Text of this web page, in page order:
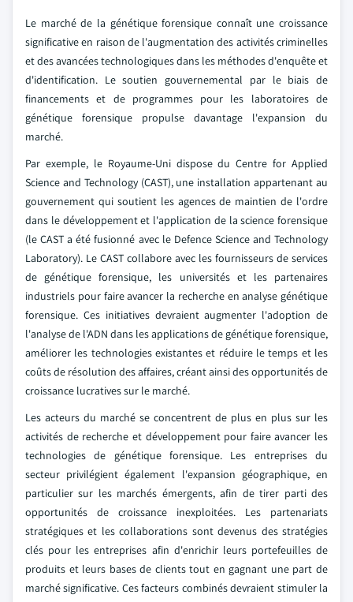
Le marché de la génétique forensique connaît une croissance
significative en raison de l'augmentation des activités criminelles
et des avancées technologiques dans les méthodes d'enquête et
d'identification. Le soutien gouvernemental par le biais de
financements et de programmes pour les laboratoires de
génétique forensique propulse davantage l'expansion du
marché.
Par exemple, le Royaume-Uni dispose du Centre for Applied
Science and Technology (CAST), une installation appartenant au
gouvernement qui soutient les agences de maintien de l'ordre
dans le développement et l'application de la science forensique
(le CAST a été fusionné avec le Defence Science and Technology
Laboratory). Le CAST collabore avec les fournisseurs de services
de génétique forensique, les universités et les partenaires
industriels pour faire avancer la recherche en analyse génétique
forensique. Ces initiatives devraient augmenter l'adoption de
l'analyse de l'ADN dans les applications de génétique forensique,
améliorer les technologies existantes et réduire le temps et les
coûts de résolution des affaires, créant ainsi des opportunités de
croissance lucratives sur le marché.
Les acteurs du marché se concentrent de plus en plus sur les
activités de recherche et développement pour faire avancer les
technologies de génétique forensique. Les entreprises du
secteur privilégient également l'expansion géographique, en
particulier sur les marchés émergents, afin de tirer parti des
opportunités de croissance inexploitées. Les partenariats
stratégiques et les collaborations sont devenus des stratégies
clés pour les entreprises afin d'enrichir leurs portefeuilles de
produits et leurs bases de clients tout en gagnant une part de
marché significative. Ces facteurs combinés devraient stimuler la